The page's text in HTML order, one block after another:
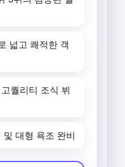
넓고 쾌적한 객
퀄리티 조식 뷔
및 대형 욕조 완비